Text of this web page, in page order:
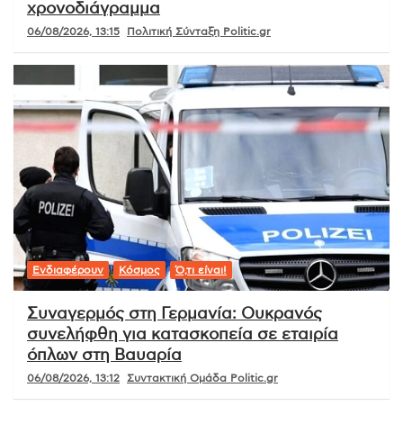
χρονοδιάγραμμα
06/08/2026, 13:15 Πολιτική Σύνταξη Politic.gr
Ενδιαφέρουν Κόσμος Ό,τι είναι!
Συναγερμός στη Γερμανία: Ουκρανός
συνελήφθη για κατασκοπεία σε εταιρία
όπλων στη Βαυαρία
06/08/2026, 13:12 Συντακτική Ομάδα Politic.gr